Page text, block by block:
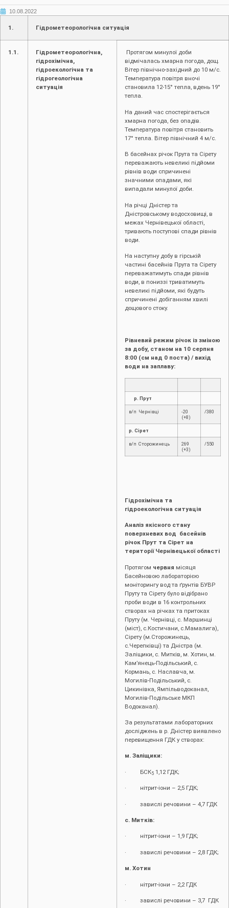
10.08.2022
1. Гідрометеорологічна ситуація
1.1.
Гідрометеорологічна,
гідрохімічна,
гідроекологічна та
гідрогеологічна
ситуація
Протягом минулої доби
відмічалась хмарна погода, дощ.
Вітер північно-західний до 10 м/с.
Температура повітря вночі
становила 12-15° тепла, вдень 19°
тепла.
На даний час спостерігається
хмарна погода, без опадів.
Температура повітря становить
17° тепла. Вітер північний 4 м/с.
В басейнах річок Прута та Сірету
переважають невеликі підйоми
рівнів води спричинені
значними опадами, які
випадали минулої доби.
На річці Дністер та
Дністровському водосховищі, в
межах Чернівецької області,
тривають поступові спади рівнів
води.
На наступну добу в гірській
частині басейнів Прута та Сірету
переважатимуть спади рівнів
води, в пониззі триватимуть
невеликі підйоми, які будуть
спричинені добіганням хвилі
дощового стоку.
Рівневий режим річок із зміною
за добу, станом на 10 серпня
8:00 (см над 0 поста) / вихід
води на заплаву:
р. Прут
в/п Чернівці
-20
(+8)
/380
р. Сірет
в/п Сторожинець
269
(+3)
/550
Гідрохімічна та
гідроекологічна ситуація
Аналіз якісного стану
поверхневих вод басейнів
річок Прут та Сірет на
території Чернівецької області
Протягом червня місяця
Басейновою лабораторією
моніторингу вод та ґрунтів БУВР
Пруту та Сірету було відібрано
проби води в 16 контрольних
створах на річках та притоках
Пруту (м. Чернівці, с. Маршинці
(міст), с.Костичани, с.Мамалига),
Сірету (м.Сторожинець,
с.Черепківці) та Дністра (м.
Заліщики, с. Митків, м. Хотин, м.
Кам’янець-Подільський, с.
Кормань, с. Наславча, м.
Могилів-Подільський, с.
Цикинівка, Ямпільводоканал,
Могилів-Подільське МКП
Водоканал).
За результатами лабораторних
досліджень в р. Дністер виявлено
перевищення ГДК у створах:
м. Заліщики:
· БСК5 1,12 ГДК;
· нітрит-іони – 2,5 ГДК;
· завислі речовини – 4,7 ГДК
с. Митків:
· нітрит-іони – 1,9 ГДК;
· завислі речовини – 2,8 ГДК;
м. Хотин
· нітрит-іони – 2,2 ГДК
· завислі речовини – 3,7 ГДК